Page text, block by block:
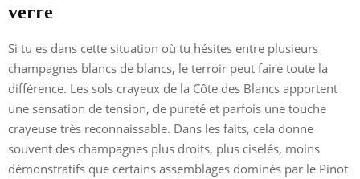
verre
Si tu es dans cette situation où tu hésites entre plusieurs
champagnes blancs de blancs, le terroir peut faire toute la
différence. Les sols crayeux de la Côte des Blancs apportent
une sensation de tension, de pureté et parfois une touche
crayeuse très reconnaissable. Dans les faits, cela donne
souvent des champagnes plus droits, plus ciselés, moins
démonstratifs que certains assemblages dominés par le Pinot